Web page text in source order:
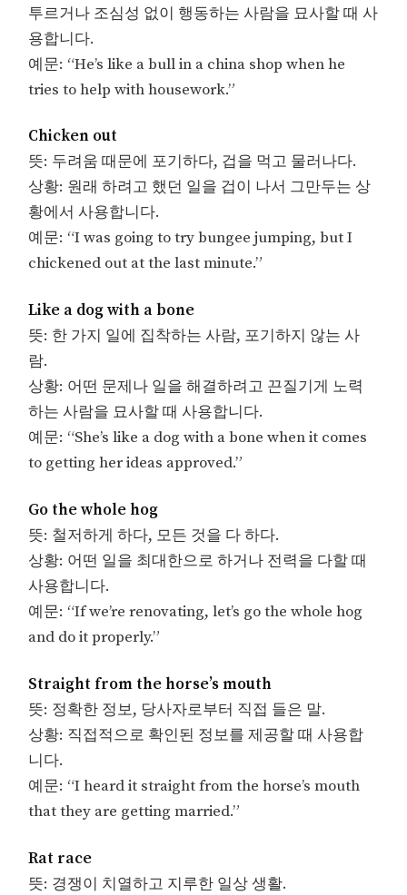
투르거나 조심성 없이 행동하는 사람을 묘사할 때 사
용합니다.
예문: “He’s like a bull in a china shop when he
tries to help with housework.”
Chicken out
뜻: 두려움 때문에 포기하다, 겁을 먹고 물러나다.
상황: 원래 하려고 했던 일을 겁이 나서 그만두는 상
황에서 사용합니다.
예문: “I was going to try bungee jumping, but I
chickened out at the last minute.”
Like a dog with a bone
뜻: 한 가지 일에 집착하는 사람, 포기하지 않는 사
람.
상황: 어떤 문제나 일을 해결하려고 끈질기게 노력
하는 사람을 묘사할 때 사용합니다.
예문: “She’s like a dog with a bone when it comes
to getting her ideas approved.”
Go the whole hog
뜻: 철저하게 하다, 모든 것을 다 하다.
상황: 어떤 일을 최대한으로 하거나 전력을 다할 때
사용합니다.
예문: “If we’re renovating, let’s go the whole hog
and do it properly.”
Straight from the horse’s mouth
뜻: 정확한 정보, 당사자로부터 직접 들은 말.
상황: 직접적으로 확인된 정보를 제공할 때 사용합
니다.
예문: “I heard it straight from the horse’s mouth
that they are getting married.”
Rat race
뜻: 경쟁이 치열하고 지루한 일상 생활.